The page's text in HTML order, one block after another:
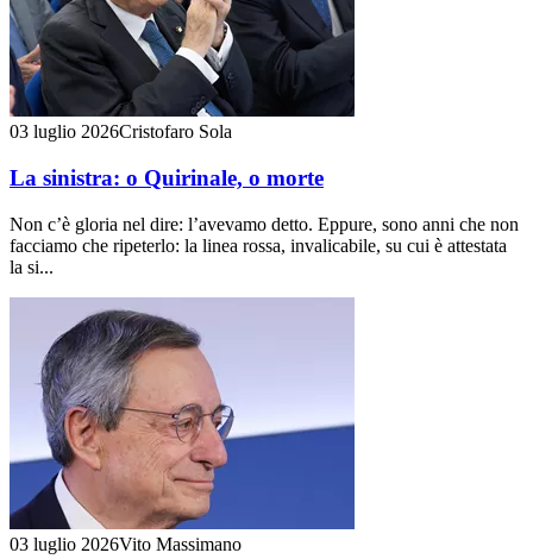
03 luglio 2026Cristofaro Sola
La sinistra: o Quirinale, o morte
Non c’è gloria nel dire: l’avevamo detto. Eppure, sono anni che non
facciamo che ripeterlo: la linea rossa, invalicabile, su cui è attestata
la si...
03 luglio 2026Vito Massimano